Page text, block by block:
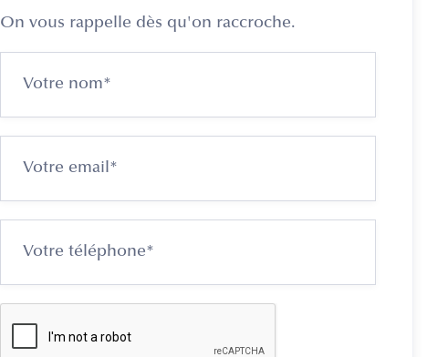
On vous rappelle dès qu'on raccroche.